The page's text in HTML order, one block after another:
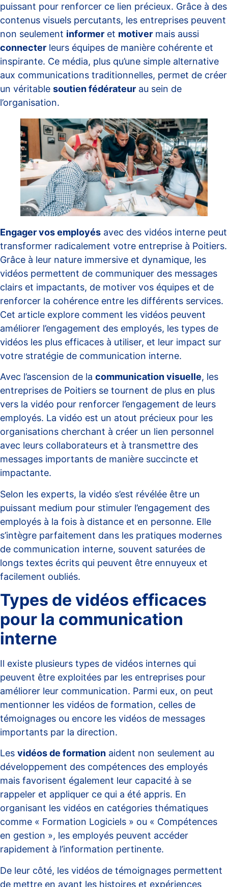
puissant pour renforcer ce lien précieux. Grâce à des
contenus visuels percutants, les entreprises peuvent
non seulement informer et motiver mais aussi
connecter leurs équipes de manière cohérente et
inspirante. Ce média, plus qu’une simple alternative
aux communications traditionnelles, permet de créer
un véritable soutien fédérateur au sein de
l’organisation.
Engager vos employés avec des vidéos interne peut
transformer radicalement votre entreprise à Poitiers.
Grâce à leur nature immersive et dynamique, les
vidéos permettent de communiquer des messages
clairs et impactants, de motiver vos équipes et de
renforcer la cohérence entre les différents services.
Cet article explore comment les vidéos peuvent
améliorer l’engagement des employés, les types de
vidéos les plus efficaces à utiliser, et leur impact sur
votre stratégie de communication interne.
Avec l’ascension de la communication visuelle, les
entreprises de Poitiers se tournent de plus en plus
vers la vidéo pour renforcer l’engagement de leurs
employés. La vidéo est un atout précieux pour les
organisations cherchant à créer un lien personnel
avec leurs collaborateurs et à transmettre des
messages importants de manière succincte et
impactante.
Selon les experts, la vidéo s’est révélée être un
puissant medium pour stimuler l’engagement des
employés à la fois à distance et en personne. Elle
s’intègre parfaitement dans les pratiques modernes
de communication interne, souvent saturées de
longs textes écrits qui peuvent être ennuyeux et
facilement oubliés.
Types de vidéos efficaces
pour la communication
interne
Il existe plusieurs types de vidéos internes qui
peuvent être exploitées par les entreprises pour
améliorer leur communication. Parmi eux, on peut
mentionner les vidéos de formation, celles de
témoignages ou encore les vidéos de messages
importants par la direction.
Les vidéos de formation aident non seulement au
développement des compétences des employés
mais favorisent également leur capacité à se
rappeler et appliquer ce qui a été appris. En
organisant les vidéos en catégories thématiques
comme « Formation Logiciels » ou « Compétences
en gestion », les employés peuvent accéder
rapidement à l’information pertinente.
De leur côté, les vidéos de témoignages permettent
de mettre en avant les histoires et expériences